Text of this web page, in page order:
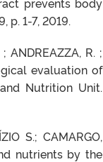
p. 1-7, 2019.
; ANDREAZZA, R. ;
evaluation of
Nutrition Unit.
S.; CAMARGO,
nutrients by the